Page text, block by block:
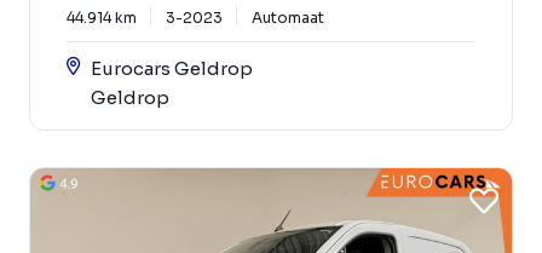
44.914 km 3-2023 Automaat
Eurocars Geldrop
Geldrop